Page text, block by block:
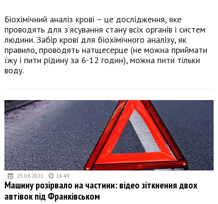
Біохімічний аналіз крові – це дослідження, яке
проводять для з’ясування стану всіх органів і систем
людини. Забір крові для біохімічного аналізу, як
правило, проводять натщесерце (не можна приймати
їжу і пити рідину за 6-12 годин), можна пити тільки
воду.
25.06.2021 16:49
Машину розірвало на частини: відео зіткнення двох
автівок під Франківськом